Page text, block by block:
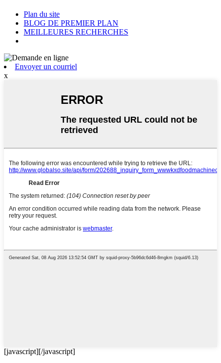
Plan du site
BLOG DE PREMIER PLAN
MEILLEURES RECHERCHES
Envoyer un courriel
x
[javascript][/javascript]